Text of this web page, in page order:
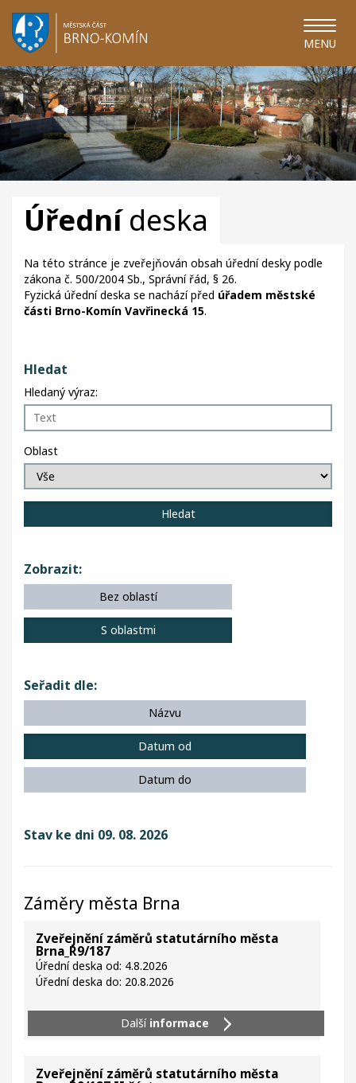
MENU
Úřednídeska
Na této stránce je zveřejňován obsah úřední desky podle
zákona č. 500/2004 Sb., Správní řád, § 26.
Fyzická úřední deska se nachází před úřadem městské
části Brno-Komín Vavřinecká 15.
Hledat
Hledaný výraz:
Oblast
Zobrazit:
Bez oblastí
S oblastmi
Seřadit dle:
Názvu
Datum od
Datum do
Stav ke dni 09. 08. 2026
Záměry města Brna
Zveřejnění záměrů statutárního města
Brna_R9/187
Úřední deska od: 4.8.2026
Úřední deska do: 20.8.2026
Další informace
Zveřejnění záměrů statutárního města